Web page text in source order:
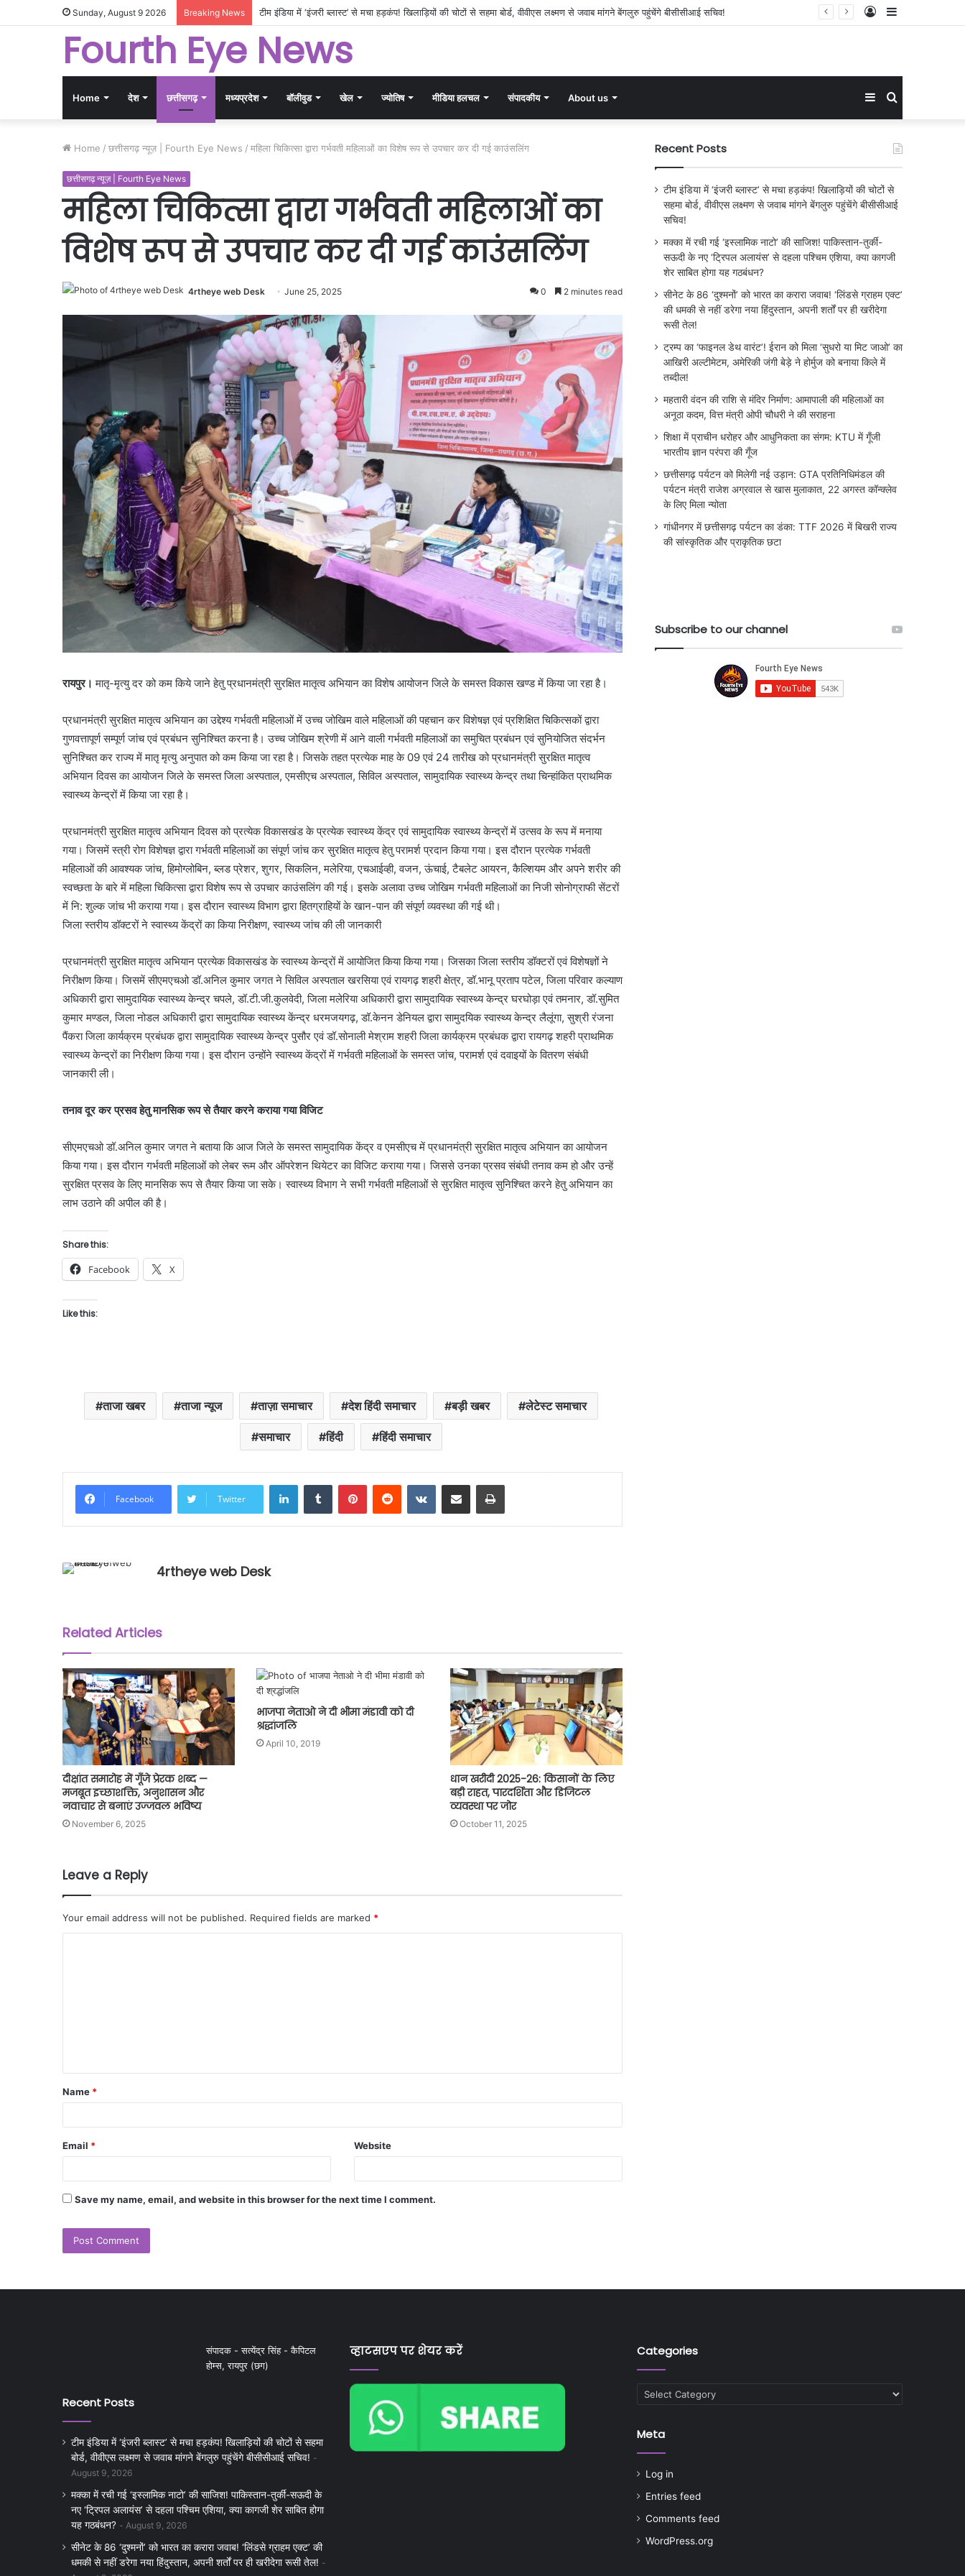
Sunday, August 9 2026 Breaking News मक्का में रची गई ‘इस्लामिक नाटो’ की साजिश! पाकिस्तान-तुर्की-सऊदी के नए ‘ट्रिपल अलायंस’ से दहला पश्चिम एशिया, क्या कागजी शेर साबित होगा यह गठबंधन? Sidebar
Log
Fourth Eye News
Home देश छत्तीसगढ़ मध्यप्रदेश बॉलीवुड खेल ज्योतिष मीडिया हलचल संपादकीय About us Search
for
Sidebar
Home / छत्तीसगढ़ न्यूज़ | Fourth Eye News / महिला चिकित्सा द्वारा गर्भवती महिलाओं का विशेष रूप से उपचार कर दी गई काउंसलिंग
छत्तीसगढ़ न्यूज़ | Fourth Eye News
महिला चिकित्सा द्वारा गर्भवती महिलाओं का
विशेष रूप से उपचार कर दी गई काउंसलिंग
4rtheye web Desk June 25, 2025 0 2 minutes read
रायपुर। मातृ-मृत्यु दर को कम किये जाने हेतु प्रधानमंत्री सुरक्षित मातृत्व अभियान का विशेष आयोजन जिले के समस्त विकास खण्ड में किया जा रहा है।
प्रधानमंत्री सुरक्षित मातृत्व अभियान का उद्देश्य गर्भवती महिलाओं में उच्च जोखिम वाले महिलाओं की पहचान कर विशेषज्ञ एवं प्रशिक्षित चिकित्सकों द्वारा
गुणवत्तापूर्ण सम्पूर्ण जांच एवं प्रबंधन सुनिश्चित करना है। उच्च जोखिम श्रेणी में आने वाली गर्भवती महिलाओं का समुचित प्रबंधन एवं सुनियोजित संदर्भन
सुनिश्चित कर राज्य में मातृ मृत्यु अनुपात को कम किया जा रहा है। जिसके तहत प्रत्येक माह के 09 एवं 24 तारीख को प्रधानमंत्री सुरक्षित मातृत्व
अभियान दिवस का आयोजन जिले के समस्त जिला अस्पताल, एमसीएच अस्पताल, सिविल अस्पताल, सामुदायिक स्वास्थ्य केन्द्र तथा चिन्हांकित प्राथमिक
स्वास्थ्य केन्द्रों में किया जा रहा है।
प्रधानमंत्री सुरक्षित मातृत्व अभियान दिवस को प्रत्येक विकासखंड के प्रत्येक स्वास्थ्य केंद्र एवं सामुदायिक स्वास्थ्य केन्द्रों में उत्सव के रूप में मनाया
गया। जिसमें स्त्री रोग विशेषज्ञ द्वारा गर्भवती महिलाओं का संपूर्ण जांच कर सुरक्षित मातृत्व हेतु परामर्श प्रदान किया गया। इस दौरान प्रत्येक गर्भवती
महिलाओं की आवश्यक जांच, हिमोग्लोबिन, ब्लड प्रेशर, शुगर, सिकलिन, मलेरिया, एचआईव्ही, वजन, ऊंचाई, टैबलेट आयरन, कैल्शियम और अपने शरीर की
स्वच्छता के बारे में महिला चिकित्सा द्वारा विशेष रूप से उपचार काउंसलिंग की गई। इसके अलावा उच्च जोखिम गर्भवती महिलाओं का निजी सोनोग्राफी सेंटरों
में नि: शुल्क जांच भी कराया गया। इस दौरान स्वास्थ्य विभाग द्वारा हितग्राहियों के खान-पान की संपूर्ण व्यवस्था की गई थी।
जिला स्तरीय डॉक्टरों ने स्वास्थ्य केंद्रों का किया निरीक्षण, स्वास्थ्य जांच की ली जानकारी
प्रधानमंत्री सुरक्षित मातृत्व अभियान प्रत्येक विकासखंड के स्वास्थ्य केन्द्रों में आयोजित किया किया गया। जिसका जिला स्तरीय डॉक्टरों एवं विशेषज्ञों ने
निरीक्षण किया। जिसमें सीएमएचओ डॉ.अनिल कुमार जगत ने सिविल अस्पताल खरसिया एवं रायगढ़ शहरी क्षेत्र, डॉ.भानू प्रताप पटेल, जिला परिवार कल्याण
अधिकारी द्वारा सामुदायिक स्वास्थ्य केन्द्र चपले, डॉ.टी.जी.कुलवेदी, जिला मलेरिया अधिकारी द्वारा सामुदायिक स्वास्थ्य केन्द्र घरघोड़ा एवं तमनार, डॉ.सुमित
कुमार मण्डल, जिला नोडल अधिकारी द्वारा सामुदायिक स्वास्थ्य केंन्द्र धरमजयगढ़, डॉ.केनन डेनियल द्वारा सामुदयिक स्वास्थ्य केन्द्र लैलूंगा, सुश्री रंजना
पैंकरा जिला कार्यक्रम प्रबंधक द्वारा सामुदायिक स्वास्थ्य केन्द्र पुसौर एवं डॉ.सोनाली मेश्राम शहरी जिला कार्यक्रम प्रबंधक द्वारा रायगढ़ शहरी प्राथमिक
स्वास्थ्य केन्द्रों का निरीक्षण किया गया। इस दौरान उन्होंने स्वास्थ्य केंद्रों में गर्भवती महिलाओं के समस्त जांच, परामर्श एवं दवाइयों के वितरण संबंधी
जानकारी ली।
तनाव दूर कर प्रसव हेतु मानसिक रूप से तैयार करने कराया गया विजिट
सीएमएचओ डॉ.अनिल कुमार जगत ने बताया कि आज जिले के समस्त सामुदायिक केंद्र व एमसीएच में प्रधानमंत्री सुरक्षित मातृत्व अभियान का आयोजन
किया गया। इस दौरान गर्भवती महिलाओं को लेबर रूम और ऑपरेशन थियेटर का विजिट कराया गया। जिससे उनका प्रसव संबंधी तनाव कम हो और उन्हें
सुरक्षित प्रसव के लिए मानसिक रूप से तैयार किया जा सके। स्वास्थ्य विभाग ने सभी गर्भवती महिलाओं से सुरक्षित मातृत्व सुनिश्चित करने हेतु अभियान का
लाभ उठाने की अपील की है।
Share this:
Facebook X
Like this:
ताजा खबर ताजा न्यूज ताज़ा समाचार देश हिंदी समाचार बड़ी खबर लेटेस्ट समाचार
समाचार हिंदी हिंदी समाचार
Facebook Twitter
LinkedInTumblr PinterestReddit VKontakteShare via Email Print
4rtheye web Desk
Related Articles
दीक्षांत समारोह में गूँजे प्रेरक शब्द —
मजबूत इच्छाशक्ति, अनुशासन और
नवाचार से बनाएं उज्जवल भविष्य
November 6, 2025
भाजपा नेताओ ने दी भीमा मंडावी को दी
श्रद्धांजलि
April 10, 2019
धान खरीदी 2025-26: किसानों के लिए
बड़ी राहत, पारदर्शिता और डिजिटल
व्यवस्था पर जोर
October 11, 2025
Leave a Reply
Your email address will not be published. Required fields are marked *
Name *
Email * Website
Save my name, email, and website in this browser for the next time I comment.
Recent Posts
टीम इंडिया में ‘इंजरी ब्लास्ट’ से मचा हड़कंप! खिलाड़ियों की चोटों से
सहमा बोर्ड, वीवीएस लक्ष्मण से जवाब मांगने बेंगलुरु पहुंचेंगे बीसीसीआई
सचिव!
मक्का में रची गई ‘इस्लामिक नाटो’ की साजिश! पाकिस्तान-तुर्की-
सऊदी के नए ‘ट्रिपल अलायंस’ से दहला पश्चिम एशिया, क्या कागजी
शेर साबित होगा यह गठबंधन?
सीनेट के 86 ‘दुश्मनों’ को भारत का करारा जवाब! ‘लिंडसे ग्राहम एक्ट’
की धमकी से नहीं डरेगा नया हिंदुस्तान, अपनी शर्तों पर ही खरीदेगा
रूसी तेल!
ट्रम्प का ‘फाइनल डेथ वारंट’! ईरान को मिला ‘सुधरो या मिट जाओ’ का
आखिरी अल्टीमेटम, अमेरिकी जंगी बेड़े ने होर्मुज को बनाया किले में
तब्दील!
महतारी वंदन की राशि से मंदिर निर्माण: आमापाली की महिलाओं का
अनूठा कदम, वित्त मंत्री ओपी चौधरी ने की सराहना
शिक्षा में प्राचीन धरोहर और आधुनिकता का संगम: KTU में गूँजी
भारतीय ज्ञान परंपरा की गूँज
छत्तीसगढ़ पर्यटन को मिलेगी नई उड़ान: GTA प्रतिनिधिमंडल की
पर्यटन मंत्री राजेश अग्रवाल से खास मुलाकात, 22 अगस्त कॉन्क्लेव
के लिए मिला न्योता
गांधीनगर में छत्तीसगढ़ पर्यटन का डंका: TTF 2026 में बिखरी राज्य
की सांस्कृतिक और प्राकृतिक छटा
Subscribe to our channel
संपादक - सत्येंद्र सिंह - कैपिटल
होम्स, रायपुर (छग)
Recent Posts
टीम इंडिया में ‘इंजरी ब्लास्ट’ से मचा हड़कंप! खिलाड़ियों की चोटों से सहमा
बोर्ड, वीवीएस लक्ष्मण से जवाब मांगने बेंगलुरु पहुंचेंगे बीसीसीआई सचिव!
August 9, 2026
मक्का में रची गई ‘इस्लामिक नाटो’ की साजिश! पाकिस्तान-तुर्की-सऊदी के
नए ‘ट्रिपल अलायंस’ से दहला पश्चिम एशिया, क्या कागजी शेर साबित होगा
यह गठबंधन?
August 9, 2026
सीनेट के 86 ‘दुश्मनों’ को भारत का करारा जवाब! ‘लिंडसे ग्राहम एक्ट’ की
धमकी से नहीं डरेगा नया हिंदुस्तान, अपनी शर्तों पर ही खरीदेगा रूसी तेल!
व्हाटसएप पर शेयर करें Categories
Categories
Meta
Log in
Entries feed
Comments feed
WordPress.org